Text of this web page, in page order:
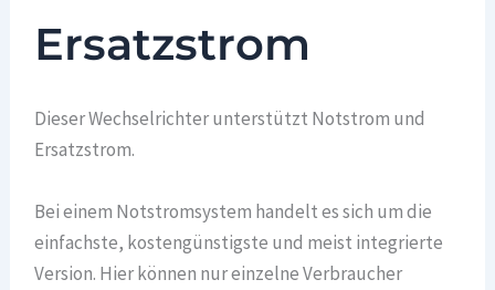
Ersatzstrom
Dieser Wechselrichter unterstützt Notstrom und
Ersatzstrom.
Bei einem Notstromsystem handelt es sich um die
einfachste, kostengünstigste und meist integrierte
Version. Hier können nur einzelne Verbraucher